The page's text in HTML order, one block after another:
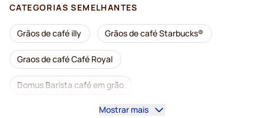
CATEGORIAS SEMELHANTES
Grãos de café illy Grãos de café Starbucks®
Graos de café Café Royal
Domus Barista café em grão
Máquinas de café para café em grão
Mostrar mais